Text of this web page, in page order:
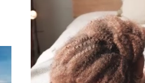
eingezäunte Ferienhäuser: